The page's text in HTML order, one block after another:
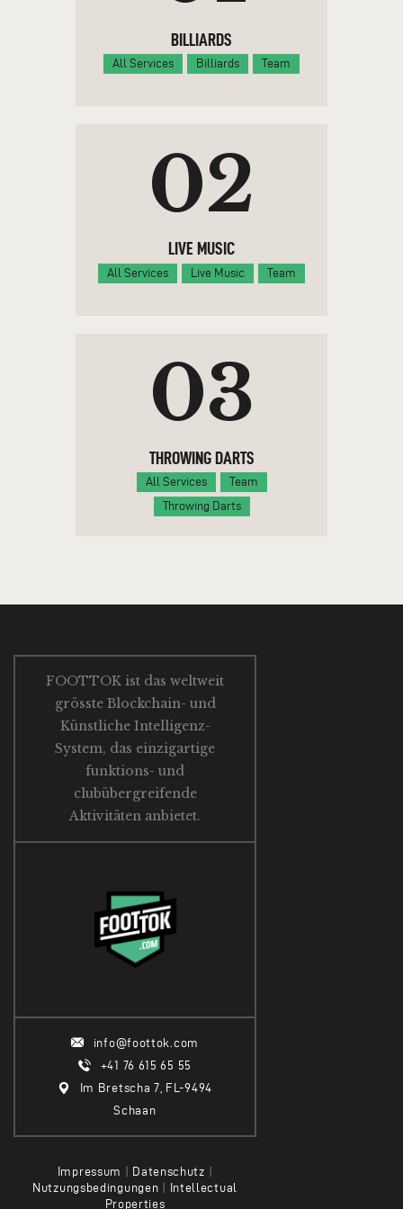
BILLIARDS
All Services Billiards Team
02
LIVE MUSIC
All Services Live Music Team
03
THROWING DARTS
All Services
Team
Throwing Darts
FOOTTOK ist das weltweit
grösste Blockchain- und
Künstliche Intelligenz-
System, das einzigartige
funktions- und
clubübergreifende
Aktivitäten anbietet.
info@foottok.com
+41 76 615 65 55
Im Bretscha 7, FL-9494
Schaan
Impressum Datenschutz
Nutzungsbedingungen
Intellectual
Properties